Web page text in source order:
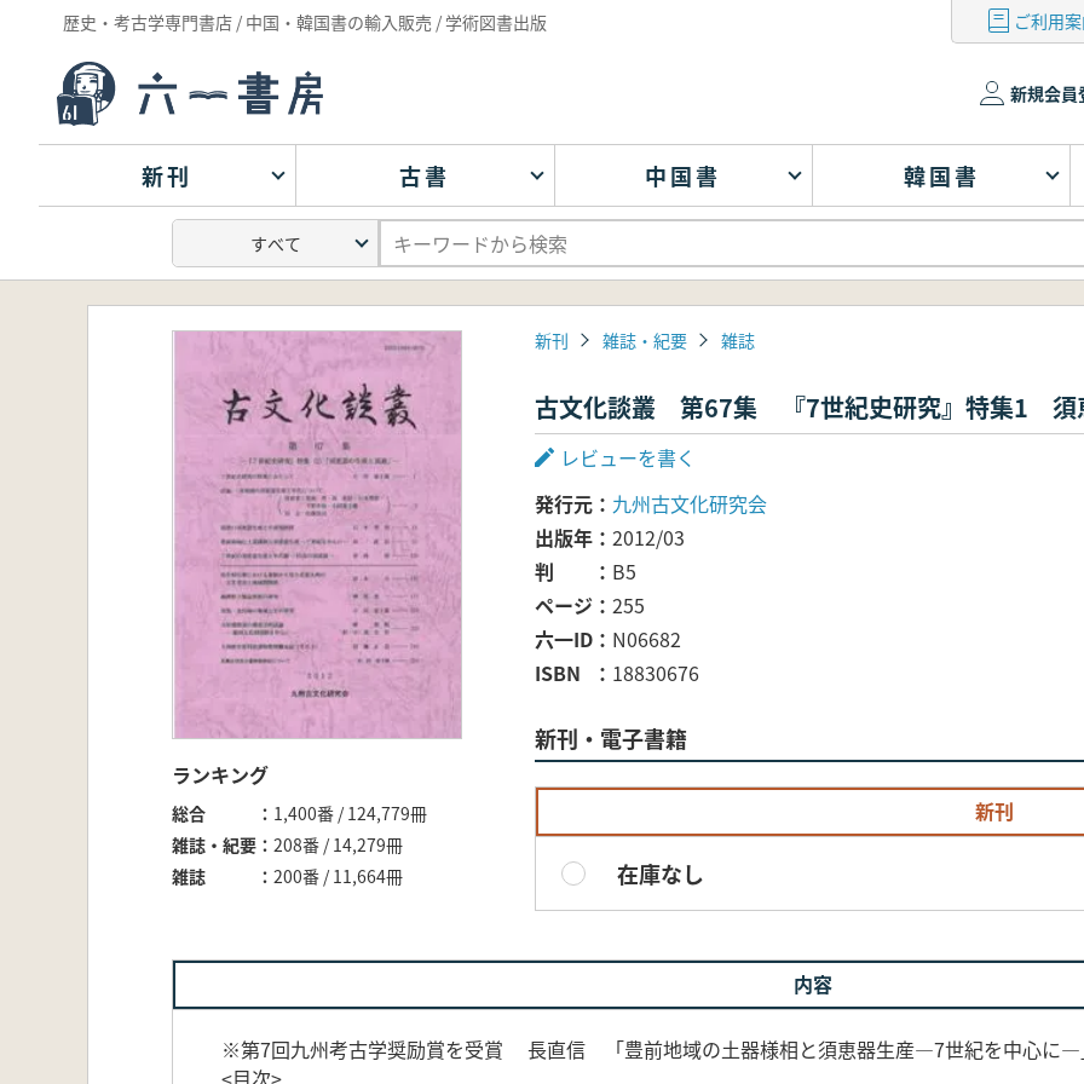
歴史・考古学専門書店 / 中国・韓国書の輸入販売 / 学術図書出版 ご利用
新規会員
新刊 古書 中国書 韓国書
ランキング
総合
1,400番 / 124,779冊
雑誌・紀要
208番 / 14,279冊
雑誌
200番 / 11,664冊
新刊 雑誌・紀要 雑誌
古文化談叢 第67集 『7世紀史研究』特集1 須
レビューを書く
発行元
九州古文化研究会
出版年
2012/03
判
B5
ページ
255
六一ID
N06682
ISBN
18830676
新刊・電子書籍
新刊
在庫なし
内容
※第7回九州考古学奨励賞を受賞 長直信 「豊前地域の土器様相と須恵器生産―7世紀を中心に
<目次>